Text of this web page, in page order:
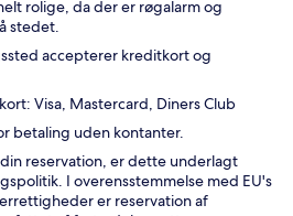
rolige, da der er røgalarm og
stedet.
accepterer kreditkort og
Visa, Mastercard, Diners Club
betaling uden kontanter.
reservation, er dette underlagt
I overensstemmelse med EU's
er reservation af